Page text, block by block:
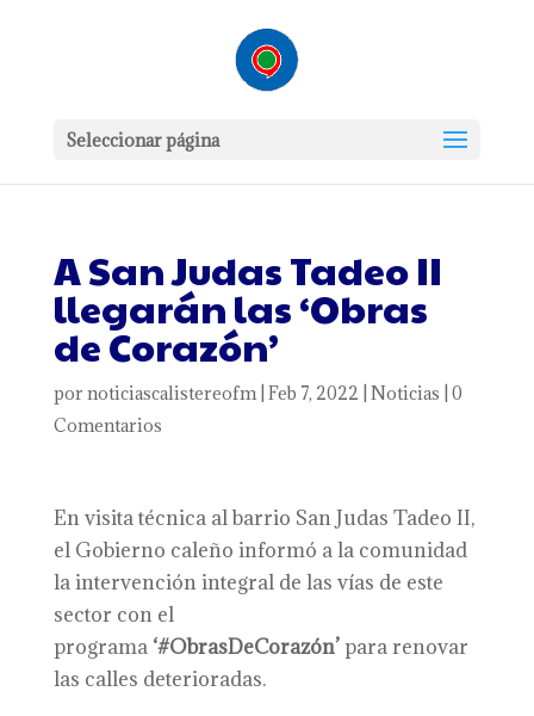
Seleccionar página
A San Judas Tadeo II
llegarán las ‘Obras
de Corazón’
por noticiascalistereofm| Feb 7, 2022 Noticias 0
Comentarios
En visita técnica al barrio San Judas Tadeo II,
el Gobierno caleño informó a la comunidad
la intervención integral de las vías de este
sector con el
programa ‘#ObrasDeCorazón’para renovar
las calles deterioradas.